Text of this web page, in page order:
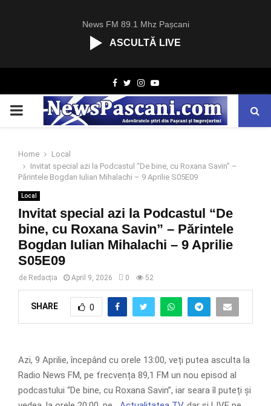
News FM 89.1 Mhz Pașcani
ASCULTĂ LIVE
Facebook
TwitterInstagram
Youtube
PRIMARY
Home
Local
Invitat special azi la Podcastul “De bine, cu Roxana Savin” –
Părintele Bogdan Iulian Mihalachi – 9 Aprilie S05E09
Local
Invitat special azi la Podcastul “De
bine, cu Roxana Savin” – Părintele
Bogdan Iulian Mihalachi – 9 Aprilie
S05E09
de Redacția April 9, 2026 0 52
SHARE 0
Azi, 9 Aprilie, începând cu orele 13:00, veți putea asculta la
Radio News FM, pe frecvența 89,1 FM un nou episod al
podcastului “De bine, cu Roxana Savin”, iar seara îl puteți și